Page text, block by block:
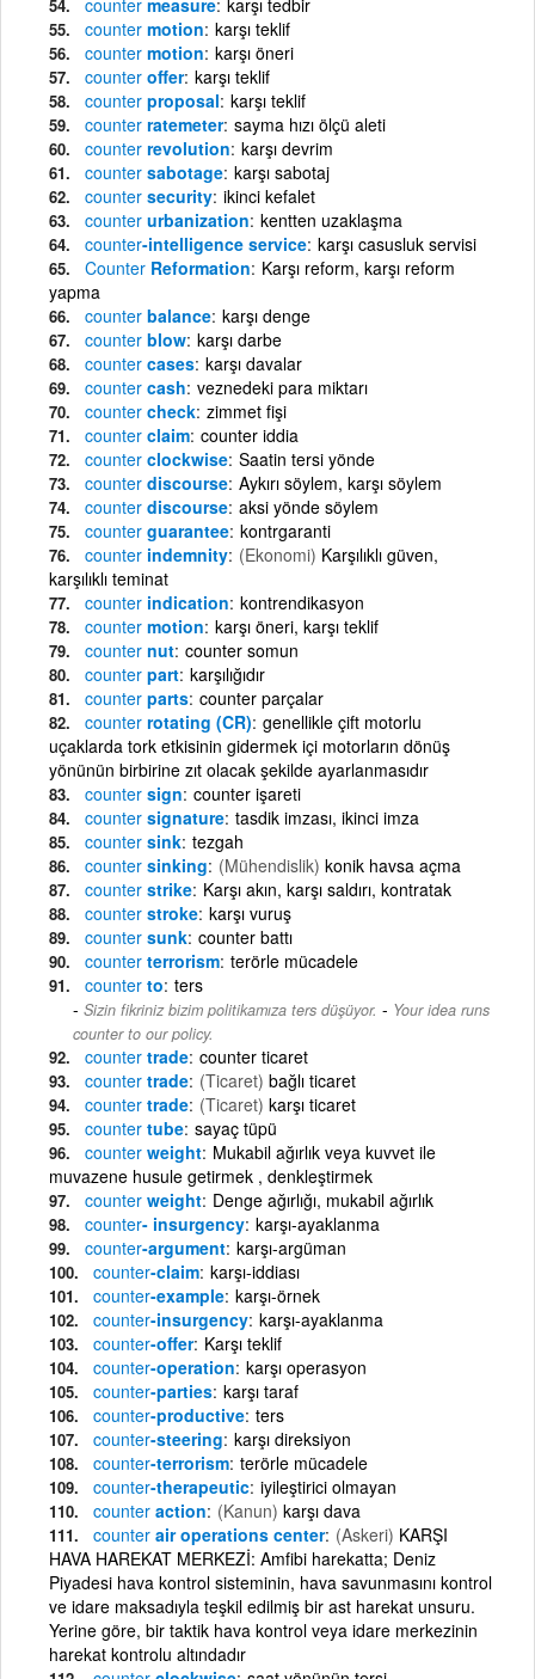
counter motion karşı teklif
counter motion karşı öneri
counter offer karşı teklif
counter proposal karşı teklif
counter ratemeter sayma hızı ölçü aleti
counter revolution karşı devrim
counter sabotage karşı sabotaj
counter security ikinci kefalet
counter urbanization kentten uzaklaşma
counter-intelligence service karşı casusluk servisi
Counter Reformation Karşı reform, karşı reform
yapma
counter balance karşı denge
counter blow karşı darbe
counter cases karşı davalar
counter cash veznedeki para miktarı
counter check zimmet fişi
counter claim counter iddia
counter clockwise Saatin tersi yönde
counter discourse Aykırı söylem, karşı söylem
counter discourse aksi yönde söylem
counter guarantee kontrgaranti
counter indemnity (Ekonomi) Karşılıklı güven,
karşılıklı teminat
counter indication kontrendikasyon
counter motion karşı öneri, karşı teklif
counter nut counter somun
counter part karşılığıdır
counter parts counter parçalar
counter rotating (CR) genellikle çift motorlu
uçaklarda tork etkisinin gidermek içi motorların dönüş
yönünün birbirine zıt olacak şekilde ayarlanmasıdır
counter sign counter işareti
counter signature tasdik imzası, ikinci imza
counter sink tezgah
counter sinking (Mühendislik) konik havsa açma
counter strike Karşı akın, karşı saldırı, kontratak
counter stroke karşı vuruş
counter sunk counter battı
counter terrorism terörle mücadele
counter to ters
Sizin fikriniz bizim politikamıza ters düşüyor. - Your idea runs
counter to our policy.
counter trade counter ticaret
counter trade (Ticaret) bağlı ticaret
counter trade (Ticaret) karşı ticaret
counter tube sayaç tüpü
counter weight Mukabil ağırlık veya kuvvet ile
muvazene husule getirmek , denkleştirmek
counter weight Denge ağırlığı, mukabil ağırlık
counter- insurgency karşı-ayaklanma
counter-argument karşı-argüman
counter-claim karşı-iddiası
counter-example karşı-örnek
counter-insurgency karşı-ayaklanma
counter-offer Karşı teklif
counter-operation karşı operasyon
counter-parties karşı taraf
counter-productive ters
counter-steering karşı direksiyon
counter-terrorism terörle mücadele
counter-therapeutic iyileştirici olmayan
counter action (Kanun) karşı dava
counter air operations center (Askeri) KARŞI
HAVA HAREKAT MERKEZİ: Amfibi harekatta; Deniz
Piyadesi hava kontrol sisteminin, hava savunmasını kontrol
ve idare maksadıyla teşkil edilmiş bir ast harekat unsuru.
Yerine göre, bir taktik hava kontrol veya idare merkezinin
harekat kontrolu altındadır